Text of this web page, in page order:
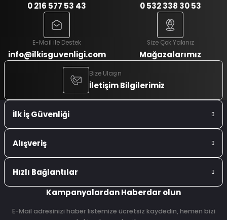
0 216 577 53 43 0 532 338 30 53
E-Mail ile Destek
info@ilkisguvenligi.com
Size Çok Yakınız
Mağazalarımız
Bize Ulaşın
İletişim Bilgilerimiz
İlk İş Güvenliği
Alışveriş
Hızlı Bağlantılar
Kampanyalardan Haberdar olun
E-Mail adresinizi haber listemize ücretsiz kaydedin, hemen bizi